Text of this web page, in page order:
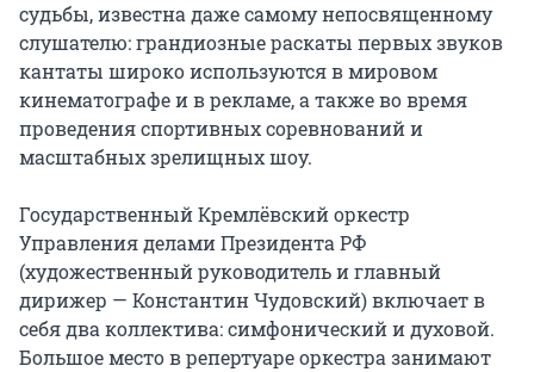
судьбы, известна даже самому непосвященному
слушателю: грандиозные раскаты первых звуков
кантаты широко используются в мировом
кинематографе и в рекламе, а также во время
проведения спортивных соревнований и
масштабных зрелищных шоу.
Государственный Кремлёвский оркестр
Управления делами Президента РФ
(художественный руководитель и главный
дирижер — Константин Чудовский) включает в
себя два коллектива: симфонический и духовой.
Большое место в репертуаре оркестра занимают